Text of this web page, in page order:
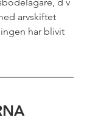
arvskiftet
har blivit